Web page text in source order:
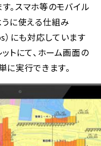
。スマホ等のモバイル
に使える仕組み
にも対応しています
トにて、ホーム画面の
に実行できます。